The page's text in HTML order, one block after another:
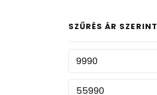
SZŰRÉS ÁR SZERINT